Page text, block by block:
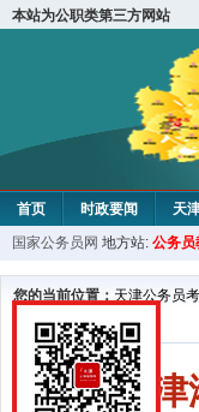
本站为公职类第三方网站
首页 时政要闻 天
教材中心
国家公务员网 地方站: 公务员
您的当前位置： 天津公务员
天津